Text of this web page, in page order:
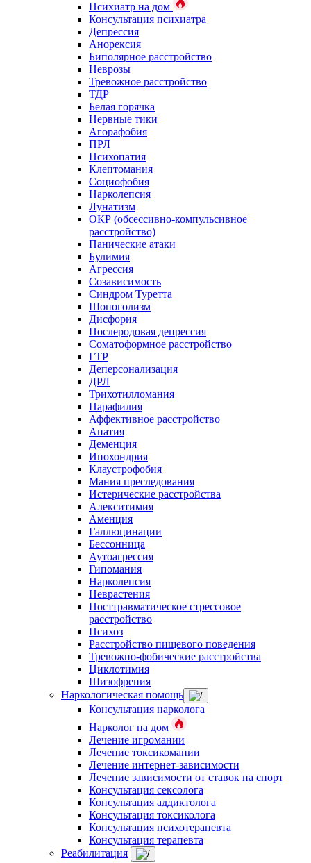
Психиатр на дом
Консультация психиатра
Депрессия
Анорексия
Биполярное расстройство
Неврозы
Тревожное расстройство
ТДР
Белая горячка
Нервные тики
Агорафобия
ПРЛ
Психопатия
Клептомания
Социофобия
Нарколепсия
Лунатизм
ОКР (обсессивно-компульсивное
расстройство)
Панические атаки
Булимия
Агрессия
Созависимость
Синдром Туретта
Шопоголизм
Дисфория
Послеродовая депрессия
Соматоформное расстройство
ГТР
Деперсонализация
ДРЛ
Трихотилломания
Парафилия
Аффективное расстройство
Апатия
Деменция
Ипохондрия
Клаустрофобия
Мания преследования
Истерические расстройства
Алекситимия
Аменция
Галлюцинации
Бессонница
Аутоагрессия
Гипомания
Нарколепсия
Неврастения
Посттравматическое стрессовое
расстройство
Психоз
Расстройство пищевого поведения
Тревожно-фобические расстройства
Циклотимия
Шизофрения
Наркологическая помощь
Консультация нарколога
Нарколог на дом
Лечение игромании
Лечение токсикомании
Лечение интернет-зависимости
Лечение зависимости от ставок на спорт
Консультация сексолога
Консультация аддиктолога
Консультация токсиколога
Консультация психотерапевта
Консультация терапевта
Реабилитация